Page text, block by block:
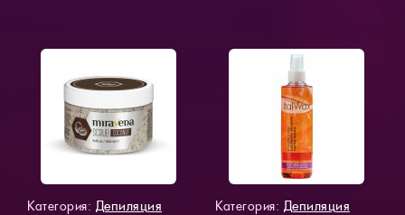
Категория: Депиляция Категория: Депиляция